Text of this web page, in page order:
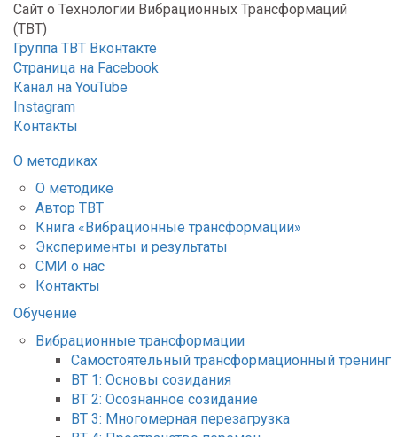
Сайт о Технологии Вибрационных Трансформаций
(ТВТ)
Группа ТВТ Вконтакте
Страница на Facebook
Канал на YouTube
Instagram
Контакты
О методиках
О методике
Автор ТВТ
Книга «Вибрационные трансформации»
Эксперименты и результаты
СМИ о нас
Контакты
Обучение
Вибрационные трансформации
Самостоятельный трансформационный тренинг
ВТ 1: Основы созидания
ВТ 2: Осознанное созидание
ВТ 3: Многомерная перезагрузка